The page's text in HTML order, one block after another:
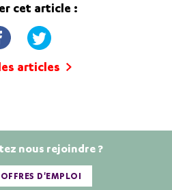
cet article :
articles
nous rejoindre ?
D'EMPLOI